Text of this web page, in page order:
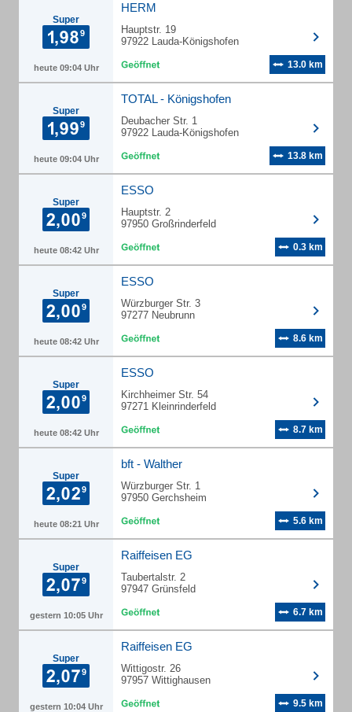
Super
heute 09:04 Uhr
HERM
Hauptstr. 19
97922 Lauda-Königshofen
13.0 km
Super
heute 09:04 Uhr
TOTAL - Königshofen
Deubacher Str. 1
97922 Lauda-Königshofen
13.8 km
Super
heute 08:42 Uhr
ESSO
Hauptstr. 2
97950 Großrinderfeld
0.3 km
Super
heute 08:42 Uhr
ESSO
Würzburger Str. 3
97277 Neubrunn
8.6 km
Super
heute 08:42 Uhr
ESSO
Kirchheimer Str. 54
97271 Kleinrinderfeld
8.7 km
Super
heute 08:21 Uhr
bft - Walther
Würzburger Str. 1
97950 Gerchsheim
5.6 km
Super
gestern 10:05 Uhr
Raiffeisen EG
Taubertalstr. 2
97947 Grünsfeld
6.7 km
Super
gestern 10:04 Uhr
Raiffeisen EG
Wittigostr. 26
97957 Wittighausen
9.5 km